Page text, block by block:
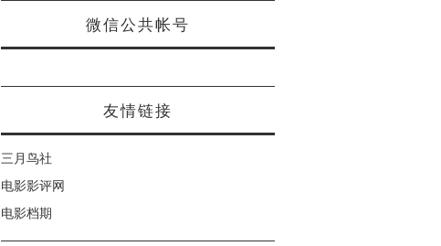
微信公共帐号
友情链接
三月鸟社
电影影评网
电影档期